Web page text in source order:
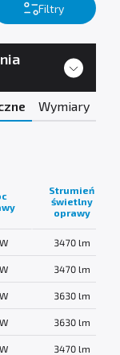
Filtry
Wymiary
Strumień
świetlny
oprawy
3470 lm
3470 lm
3630 lm
3630 lm
3470 lm